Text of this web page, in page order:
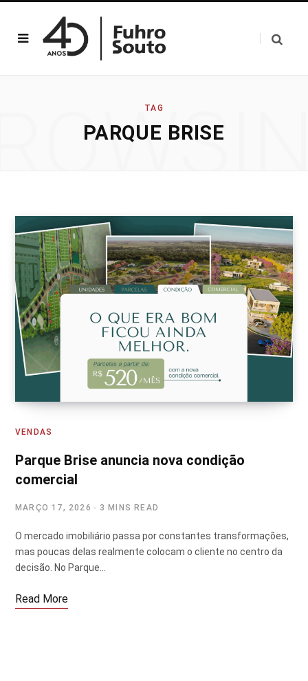
TAG
PARQUE BRISE
VENDAS
Parque Brise anuncia nova condição
comercial
MARÇO 17, 2026 3 MINS READ
O mercado imobiliário passa por constantes transformações,
mas poucas delas realmente colocam o cliente no centro da
decisão. No Parque…
Read More